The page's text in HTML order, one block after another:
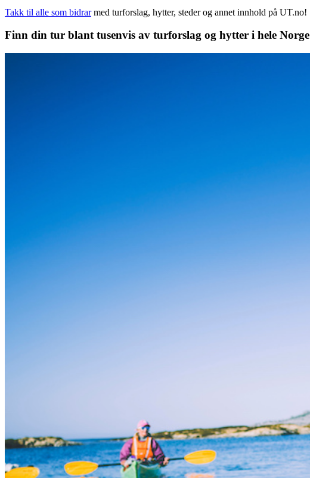
Takk til alle som bidrar med turforslag, hytter, steder og annet innhold på UT.no!
Finn din tur blant tusenvis av turforslag og hytter i hele Norge